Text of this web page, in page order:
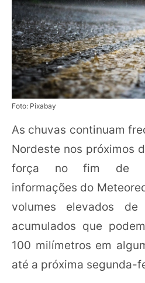
Foto: Pixabay
As chuvas continuam
Nordeste nos próximos
força no fim de
informações do
volumes elevados de
acumulados que
100 milímetros em
até a próxima segunda-